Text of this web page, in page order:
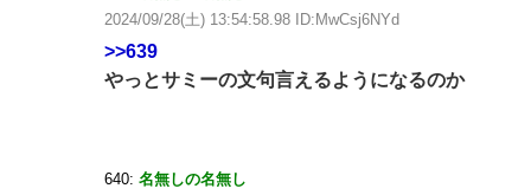
2024/09/28(土) 13:54:58.98 ID:MwCsj6NYd
>>639
やっとサミーの文句言えるようになるのか
640: 名無しの名無し